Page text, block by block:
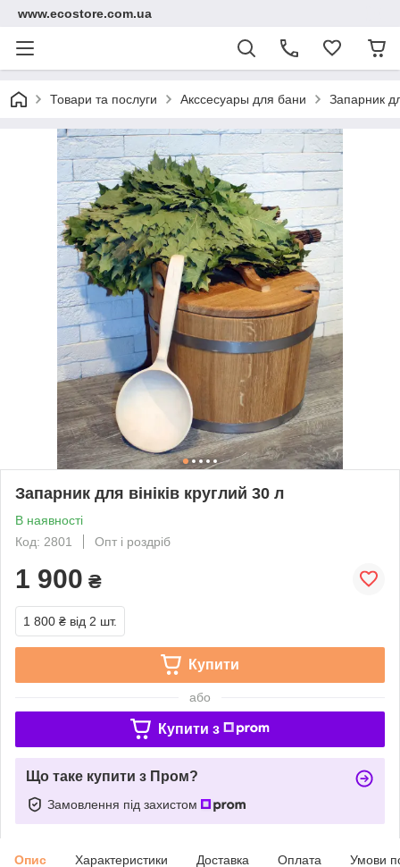
www.ecostore.com.ua
Товари та послуги Акссесуары для бани Запарник
Запарник для вініків круглий 30 л
В наявності
Код: 2801
Опт і роздріб
1 900 ₴
1 800 ₴ від 2 шт.
Купити
або
Купити з
Що таке купити з Пром?
Замовлення під захистом
Опис Характеристики Доставка Оплата Умови